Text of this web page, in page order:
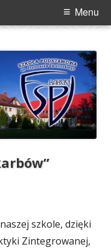
Barcicach
Menu
szkole, dzięki
Zintegrowanej,